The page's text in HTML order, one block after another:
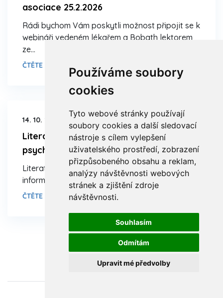
Používáme soubory
cookies
Tyto webové stránky používají
soubory cookies a další sledovací
nástroje s cílem vylepšení
uživatelského prostředí, zobrazení
přizpůsobeného obsahu a reklam,
analýzy návštěvnosti webových
stránek a zjištění zdroje
návštěvnosti.
Souhlasím
Odmítám
Upravit mé předvolby
asociace 25.2.2026
Rádi bychom Vám poskytli možnost připojit se k
webináři vedeném lékařem a Bobath lektorem
ze…
ČTĚTE VÍCE >
14. 10. 2025. Články
Literatura k handlingu a
psychomotorickému vývoji
Literatura, kterou můžete využít pro dohledání
informací.
ČTĚTE VÍCE >